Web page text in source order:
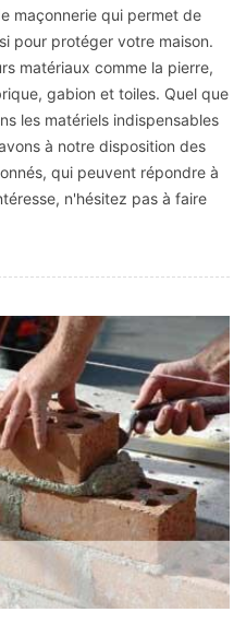
maçonnerie qui permet de
pour protéger votre maison.
matériaux comme la pierre,
gabion et toiles. Quel que
les matériels indispensables
à notre disposition des
qui peuvent répondre à
n'hésitez pas à faire